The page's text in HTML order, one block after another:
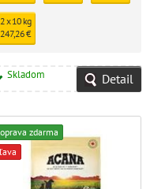
2 x 10 kg
247,26 €
Skladom Detail
zdarma